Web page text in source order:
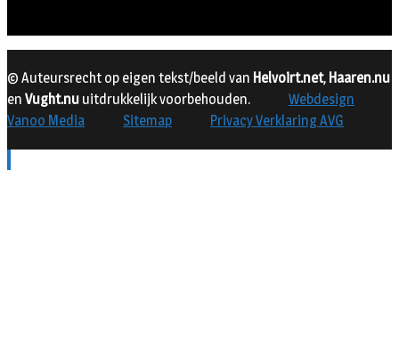
© Auteursrecht op eigen tekst/beeld van Helvoirt.net, Haaren.nu
en Vught.nu uitdrukkelijk voorbehouden.
Webdesign
Vanoo Media
Sitemap Privacy Verklaring AVG